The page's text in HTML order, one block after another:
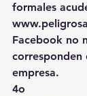
formales
Facebook no
corresponden
empresa.
4o